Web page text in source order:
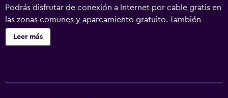
Podrás disfrutar de conexión a Internet por cable gratis en
las zonas comunes y aparcamiento gratuito. También
encontrarás un centro de bienestar, un bar o lounge y
pistas de tenis al aire libre. Esmarin Wellness Hotel ofrece
Leer más